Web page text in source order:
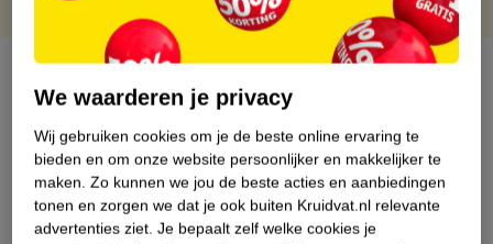
Over dit product
Nature Impact Score
Dit product heeft (nog) geen Nature
We waarderen je privacy
Wij gebruiken cookies om je de beste online ervaring te
bieden en om onze website persoonlijker en makkelijker te
maken. Zo kunnen we jou de beste acties en aanbiedingen
tonen en zorgen we dat je ook buiten Kruidvat.nl relevante
advertenties ziet. Je bepaalt zelf welke cookies je